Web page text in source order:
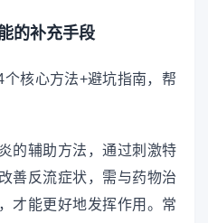
的补充手段
的辅助方法，通过刺激特
善反流症状，需与药物治
才能更好地发挥作用。常